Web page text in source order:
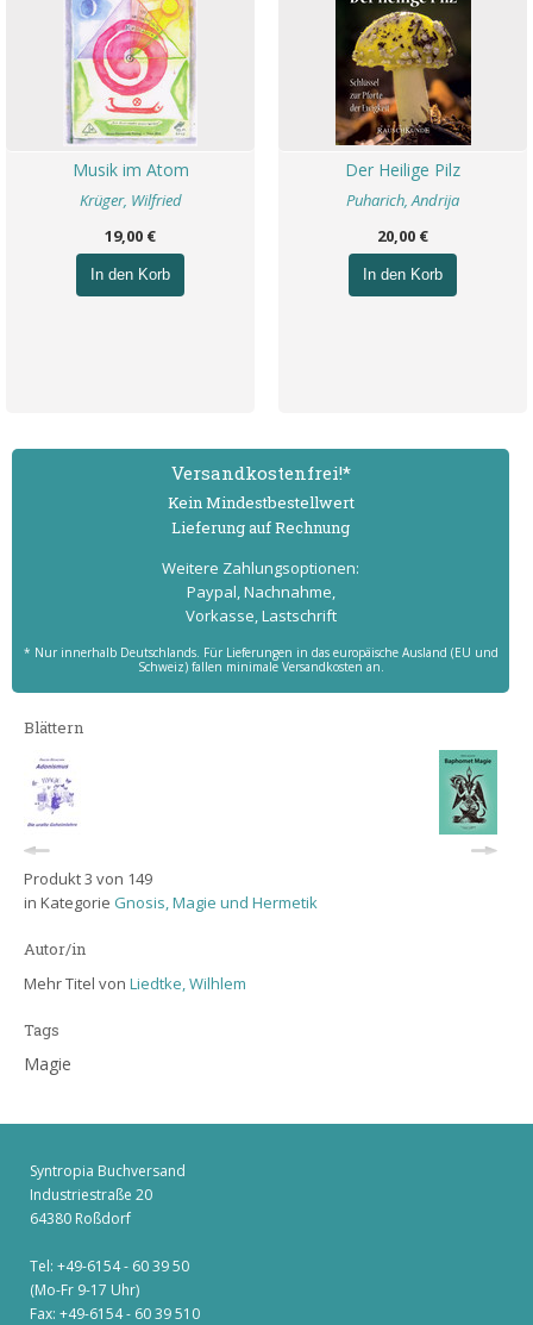
Musik im Atom
Krüger, Wilfried
19,00 €
In den Korb
Der Heilige Pilz
Puharich, Andrija
20,00 €
In den Korb
Versand­kostenfrei!*
Kein Mindest­bestell­wert
Lieferung auf Rechnung
Weitere Zahlungs­optionen:
Paypal, Nachnahme,
Vorkasse, Lastschrift
* Nur innerhalb Deutschlands. Für Lieferungen in das europäische Ausland (EU und
Schweiz) fallen minimale Versandkosten an.
Blättern
Produkt 3 von 149
in Kategorie Gnosis, Magie und Hermetik
Autor/in
Mehr Titel von Liedtke, Wilhlem
Tags
Magie
Syntropia Buchversand
Industriestraße 20
64380 Roßdorf
Tel: +49-6154 - 60 39 50
(Mo-Fr 9-17 Uhr)
Fax: +49-6154 - 60 39 510